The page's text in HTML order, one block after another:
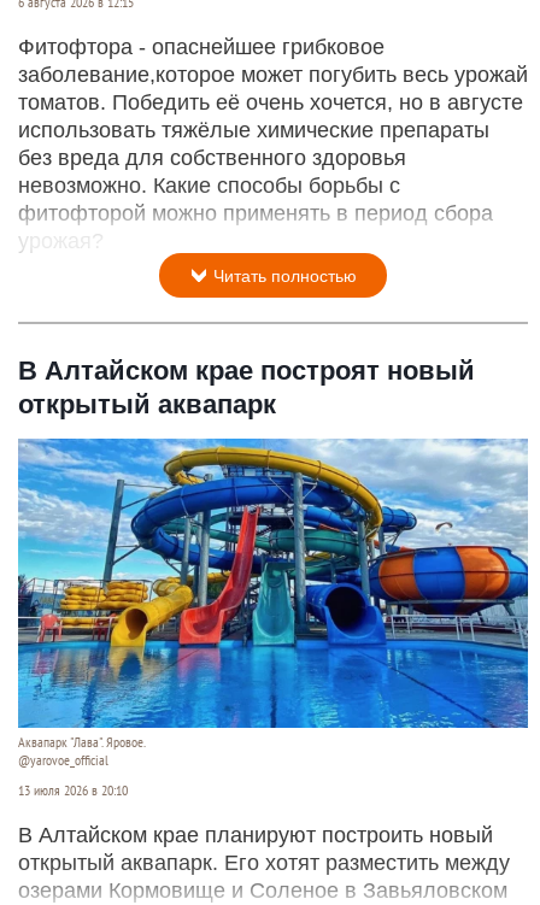
Фитофтора - опаснейшее грибковое
заболевание,которое может погубить весь урожай
томатов. Победить её очень хочется, но в августе
использовать тяжёлые химические препараты
без вреда для собственного здоровья
невозможно. Какие способы борьбы с
фитофторой можно применять в период сбора
урожая?
Читать полностью
В Алтайском крае построят новый
открытый аквапарк
Аквапарк "Лава". Яровое.
@yarovoe_official
13 июля 2026 в 20:10
В Алтайском крае планируют построить новый
открытый аквапарк. Его хотят разместить между
озерами Кормовище и Соленое в Завьяловском